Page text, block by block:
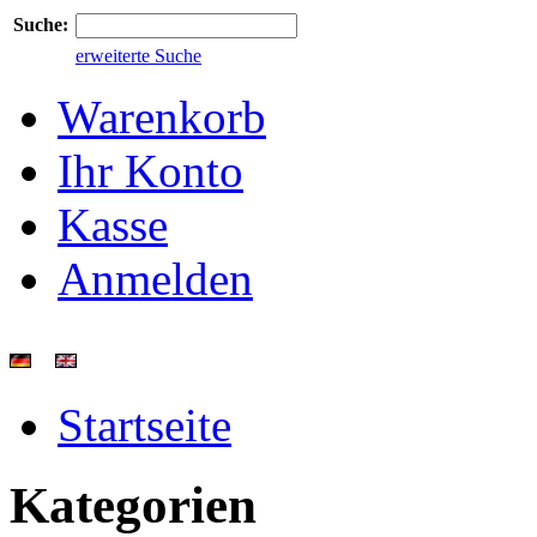
Suche:
erweiterte Suche
Warenkorb
Ihr Konto
Kasse
Anmelden
Startseite
Kategorien